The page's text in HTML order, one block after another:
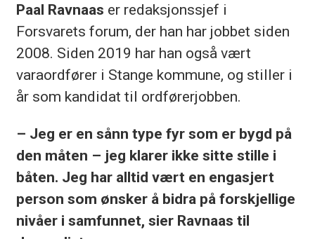
Paal Ravnaas er redaksjonssjef i
Forsvarets forum, der han har jobbet siden
2008. Siden 2019 har han også vært
varaordfører i Stange kommune, og stiller i
år som kandidat til ordførerjobben.
– Jeg er en sånn type fyr som er bygd på
den måten ­– jeg klarer ikke sitte stille i
båten. Jeg har alltid vært en engasjert
person som ønsker å bidra på forskjellige
nivåer i samfunnet, sier Ravnaas til